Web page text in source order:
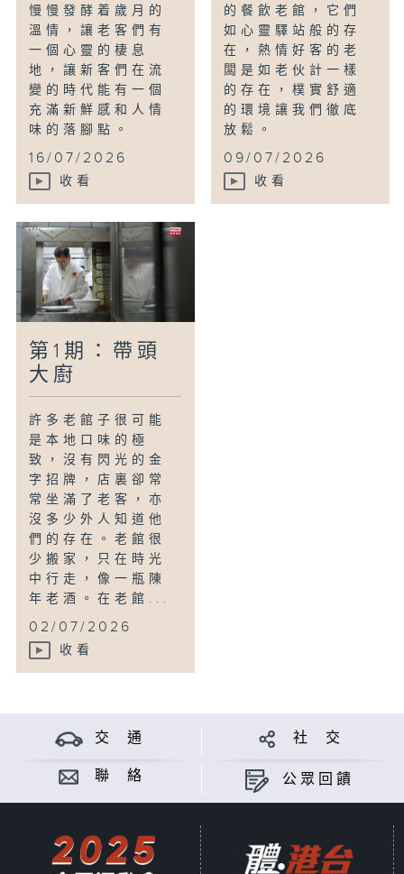
慢慢發酵着歲月的
溫情，讓老客們有
一個心靈的棲息
地，讓新客們在流
變的時代能有一個
充滿新鮮感和人情
味的落腳點。
16/07/2026
收看
的餐飲老館，它們
如心靈驛站般的存
在，熱情好客的老
闆是如老伙計一樣
的存在，樸實舒適
的環境讓我們徹底
放鬆。
09/07/2026
收看
第1期：帶頭
大廚
許多老館子很可能
是本地口味的極
致，沒有閃光的金
字招牌，店裏卻常
常坐滿了老客，亦
沒多少外人知道他
們的存在。老館很
少搬家，只在時光
中行走，像一瓶陳
年老酒。在老館...
02/07/2026
收看
交 通 社 交
聯 絡 公眾回饋